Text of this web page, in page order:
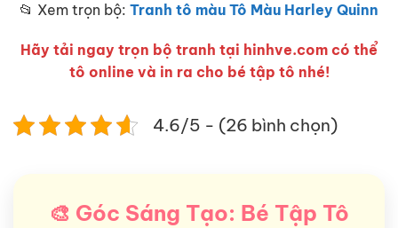
📂 Xem trọn bộ: Tranh tô màu Tô Màu Harley Quinn
Hãy tải ngay trọn bộ tranh tại hinhve.com có thể
tô online và in ra cho bé tập tô nhé!
4.6/5 - (26 bình chọn)
🎨 Góc Sáng Tạo: Bé Tập Tô